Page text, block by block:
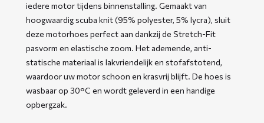
iedere motor tijdens binnenstalling. Gemaakt van
hoogwaardig scuba knit (95% polyester, 5% lycra), sluit
deze motorhoes perfect aan dankzij de Stretch-Fit
pasvorm en elastische zoom. Het ademende, anti-
statische materiaal is lakvriendelijk en stofafstotend,
waardoor uw motor schoon en krasvrij blijft. De hoes is
wasbaar op 30°C en wordt geleverd in een handige
opbergzak.